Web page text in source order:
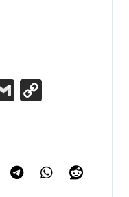
Gmail